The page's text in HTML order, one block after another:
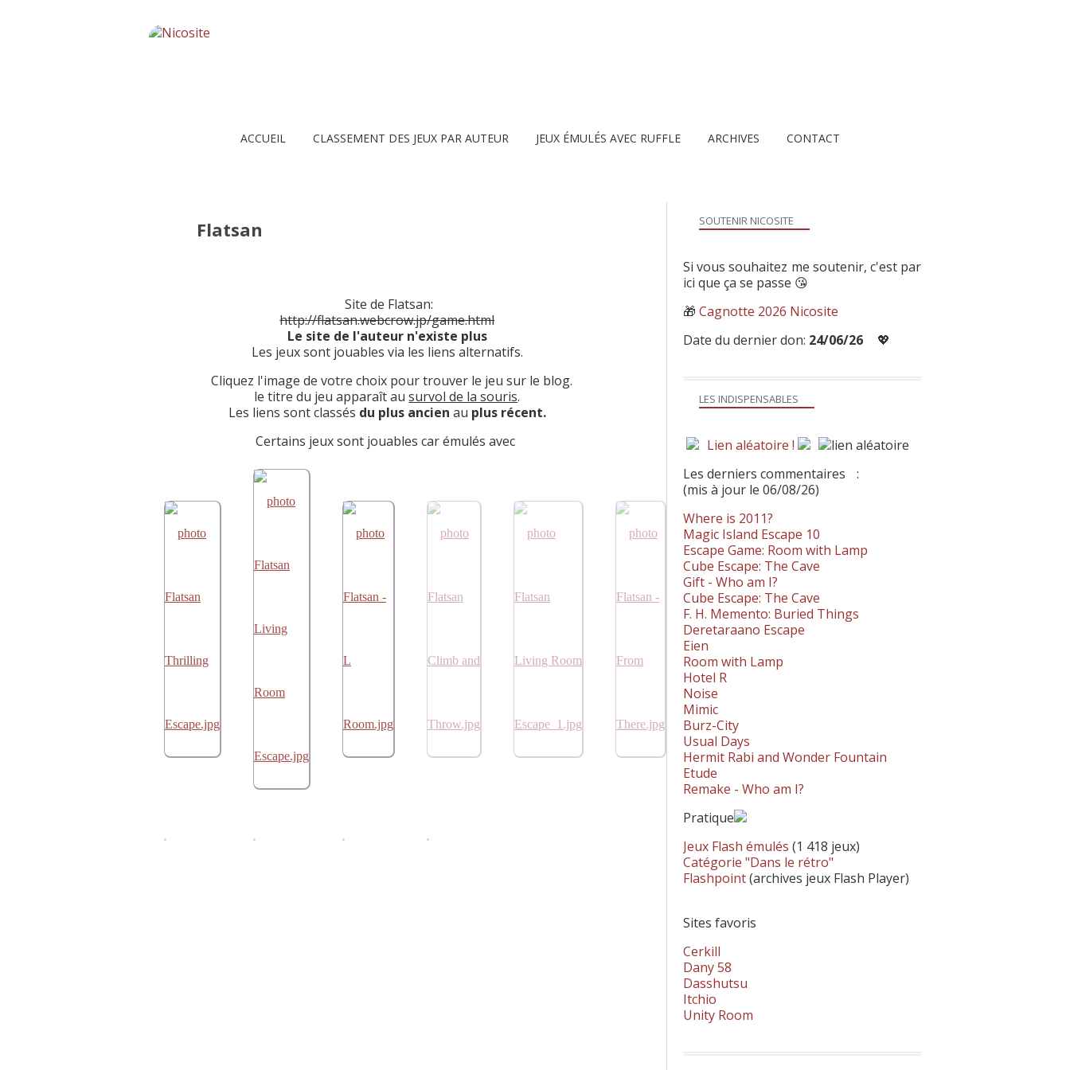
ACCUEIL CLASSEMENT DES JEUX PAR AUTEUR JEUX ÉMULÉS AVEC RUFFLE ARCHIVES CONTACT
Flatsan
Site de Flatsan:
http://flatsan.webcrow.jp/game.html
Le site de l'auteur n'existe plus
Les jeux sont jouables via les liens alternatifs.
Cliquez l'image de votre choix pour trouver le jeu sur le blog.
le titre du jeu apparaît ausurvol de la souris.
Les liens sont classés du plus ancien au plus récent.
Certains jeux sont jouables car émulés avec
LES INDISPENSABLES
Lien aléatoire !
Les derniers commentaires
:
(mis à jour le 06/08/26)
Where is 2011?
Magic Island Escape 10
Escape Game: Room with Lamp
Cube Escape: The Cave
Gift - Who am I?
Cube Escape: The Cave
F. H. Memento: Buried Things
Deretaraano Escape
Eien
Room with Lamp
Hotel R
Noise
Mimic
Burz-City
Usual Days
Hermit Rabi and Wonder Fountain
Etude
Remake - Who am I?
Pratique
Jeux Flash émulés (1 418 jeux)
Catégorie "Dans le rétro"
Flashpoint(archives jeux Flash Player)
Sites favoris
Cerkill
Dany 58
Dasshutsu
Itchio
Unity Room
SOUTENIR NICOSITE
Si vous souhaitez me soutenir, c'est par
ici que ça se passe 😘
🎁 Cagnotte 2026 Nicosite
Date du dernier don: 24/06/26 💖